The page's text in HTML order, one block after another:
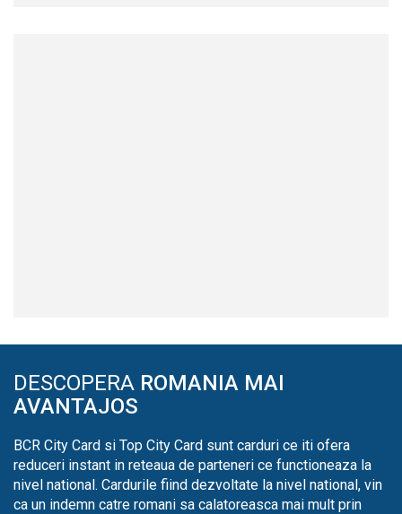
DESCOPERA ROMANIA MAI
AVANTAJOS
BCR City Card si Top City Card sunt carduri ce iti ofera
reduceri instant in reteaua de parteneri ce functioneaza la
nivel national. Cardurile fiind dezvoltate la nivel national, vin
ca un indemn catre romani sa calatoreasca mai mult prin